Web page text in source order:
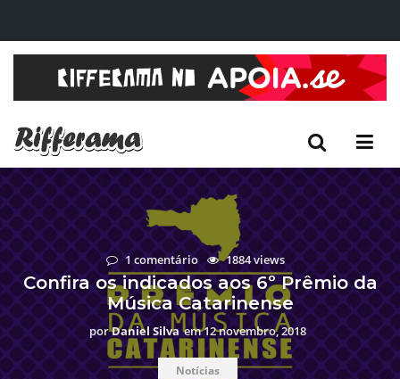
1 comentário 1884 views
Confira os indicados aos 6º Prêmio da
Música Catarinense
porDaniel Silva em12 novembro, 2018
Notícias